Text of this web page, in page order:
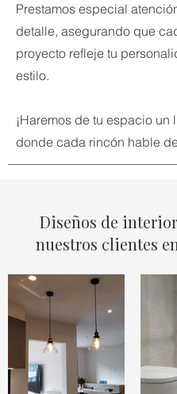
Prestamos especial
detalle, asegurando que
proyecto refleje tu
estilo.
¡Haremos de tu espacio un
donde cada rincón hable
Diseños de
nuestros clientes